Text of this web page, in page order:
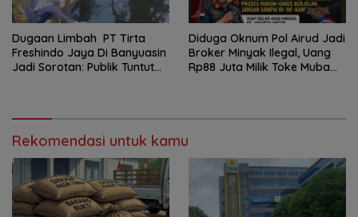
Dugaan Limbah PT Tirta
Freshindo Jaya Di Banyuasin
Jadi Sorotan: Publik Tuntut
Diduga Oknum Pol Airud Jadi
Broker Minyak Ilegal, Uang
Rp88 Juta Milik Toke Muba
Rekomendasi untuk kamu